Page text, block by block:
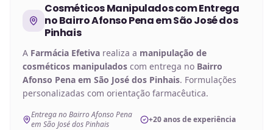
Cosméticos Manipuladoscom Entrega
noBairro Afonso Pena em São José dos
Pinhais
A Farmácia Efetiva realiza a manipulação de
cosméticos manipulados com entrega no Bairro
Afonso Pena em São José dos Pinhais. Formulações
personalizadas com orientação farmacêutica.
Entrega no Bairro Afonso Pena
em São José dos Pinhais
+20 anos de experiência